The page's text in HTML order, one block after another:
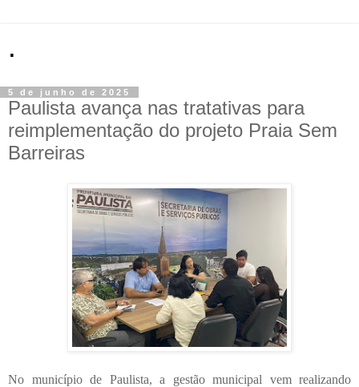
.
5 de junho de 2025
Paulista avança nas tratativas para
reimplementação do projeto Praia Sem
Barreiras
No município de Paulista, a gestão municipal vem realizando